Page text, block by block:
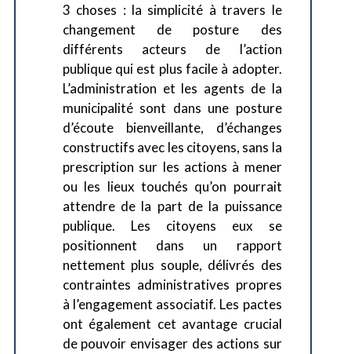
3 choses : la simplicité à travers le
changement de posture des
différents acteurs de l’action
publique qui est plus facile à adopter.
L’administration et les agents de la
municipalité sont dans une posture
d’écoute bienveillante, d’échanges
constructifs avec les citoyens, sans la
prescription sur les actions à mener
ou les lieux touchés qu’on pourrait
attendre de la part de la puissance
publique. Les citoyens eux se
positionnent dans un rapport
nettement plus souple, délivrés des
contraintes administratives propres
à l’engagement associatif. Les pactes
ont également cet avantage crucial
de pouvoir envisager des actions sur